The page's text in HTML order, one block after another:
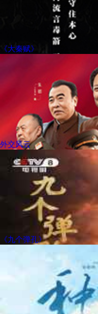
《大秦赋》
外交风云
《九个弹孔》